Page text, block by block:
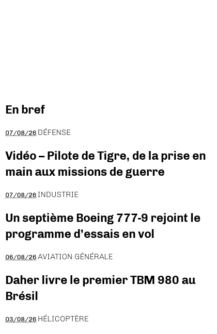
En bref
07/08/26 DÉFENSE
Vidéo – Pilote de Tigre, de la prise en
main aux missions de guerre
07/08/26 INDUSTRIE
Un septième Boeing 777-9 rejoint le
programme d’essais en vol
06/08/26 AVIATION GÉNÉRALE
Daher livre le premier TBM 980 au
Brésil
03/08/26 HÉLICOPTÈRE